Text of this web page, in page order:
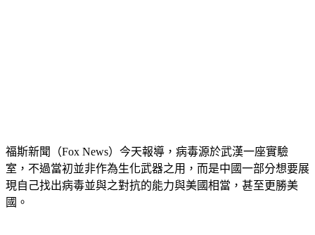
室，不過當初並非作為生化武器之用，而是中國一部分想要展
現自己找出病毒並與之對抗的能力與美國相當，甚至更勝美
國。